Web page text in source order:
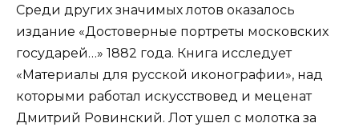
Среди других значимых лотов оказалось
издание «Достоверные портреты московских
государей…» 1882 года. Книга исследует
«Материалы для русской иконографии», над
которыми работал искусствовед и меценат
Дмитрий Ровинский. Лот ушел с молотка за